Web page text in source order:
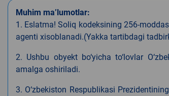
Muhim ma’lumotlar:
1. Eslatma! Soliq kodeksining 256-
agenti xisoblanadi.(Yakka tartibdagi
2. Ushbu obyekt bo‘yicha to‘lovlar
amalga oshiriladi.
3. O‘zbekiston Respublikasi